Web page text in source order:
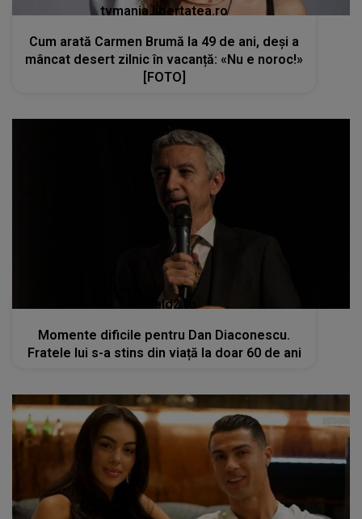
tvmania.libertatea.ro
Cum arată Carmen Brumă la 49 de ani, deși a
mâncat desert zilnic în vacanță: «Nu e noroc!»
[FOTO]
kanald2.ro
Momente dificile pentru Dan Diaconescu.
Fratele lui s-a stins din viață la doar 60 de ani